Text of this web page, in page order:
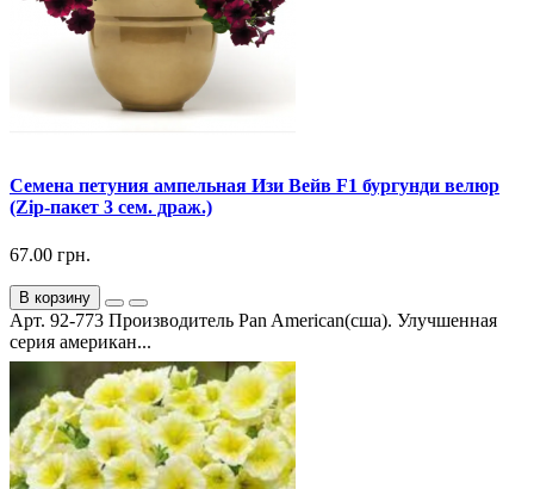
Семена петуния ампельная Изи Вейв F1 бургунди велюр
(Zip-пакет 3 сем. драж.)
67.00 грн.
В корзину
Арт. 92-773 Производитель Pan American(сша). Улучшенная
серия американ...